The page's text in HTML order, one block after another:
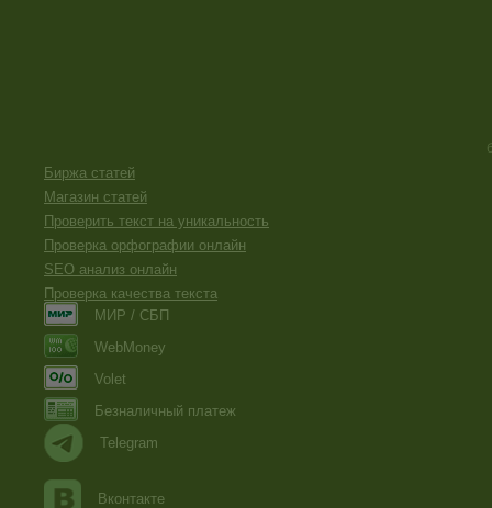
Биржа статей
Магазин статей
Проверить текст на уникальность
Проверка орфографии онлайн
SEO анализ онлайн
Проверка качества текста
МИР / СБП
WebMoney
Volet
Безналичный платеж
Telegram
Вконтакте